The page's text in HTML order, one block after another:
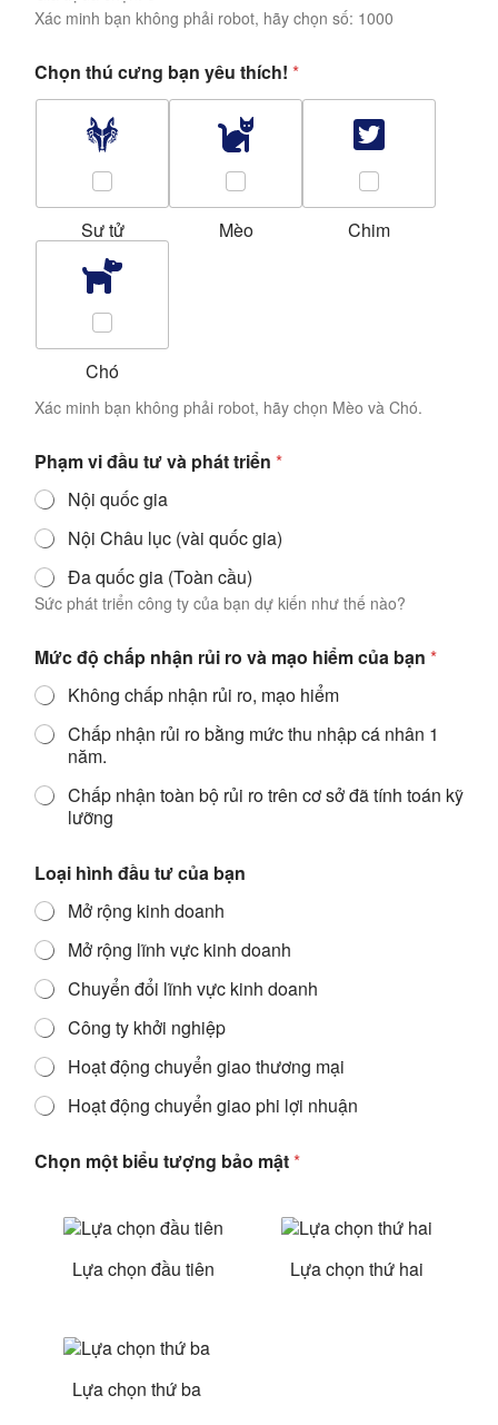
Xác minh bạn không phải robot, hãy chọn số: 1000
Chọn thú cưng bạn yêu thích! *
Sư tử Mèo Chim
Chó
Xác minh bạn không phải robot, hãy chọn Mèo và Chó.
h
ấ
p
L
o
ạ
i
c
a
Phạm vi đầu tư và phát triển *
Nội quốc gia
Nội Châu lục (vài quốc gia)
Đa quốc gia (Toàn cầu)
Sức phát triển công ty của bạn dự kiến như thế nào?
Mức độ chấp nhận rủi ro và mạo hiểm của bạn *
Không chấp nhận rủi ro, mạo hiểm
Chấp nhận rủi ro bằng mức thu nhập cá nhân 1
năm.
Chấp nhận toàn bộ rủi ro trên cơ sở đã tính toán kỹ
lưỡng
Loại hình đầu tư của bạn
Mở rộng kinh doanh
Mở rộng lĩnh vực kinh doanh
Chuyển đổi lĩnh vực kinh doanh
Công ty khởi nghiệp
Hoạt động chuyển giao thương mại
Hoạt động chuyển giao phi lợi nhuận
Chọn một biểu tượng bảo mật*
Lựa chọn đầu tiên Lựa chọn thứ hai
Lựa chọn thứ ba